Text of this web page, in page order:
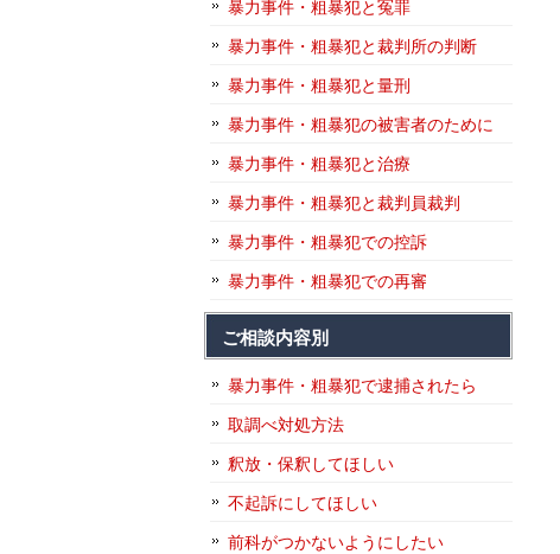
暴力事件・粗暴犯と冤罪
暴力事件・粗暴犯と裁判所の判断
暴力事件・粗暴犯と量刑
暴力事件・粗暴犯の被害者のために
暴力事件・粗暴犯と治療
暴力事件・粗暴犯と裁判員裁判
暴力事件・粗暴犯での控訴
暴力事件・粗暴犯での再審
ご相談内容別
暴力事件・粗暴犯で逮捕されたら
取調べ対処方法
釈放・保釈してほしい
不起訴にしてほしい
前科がつかないようにしたい